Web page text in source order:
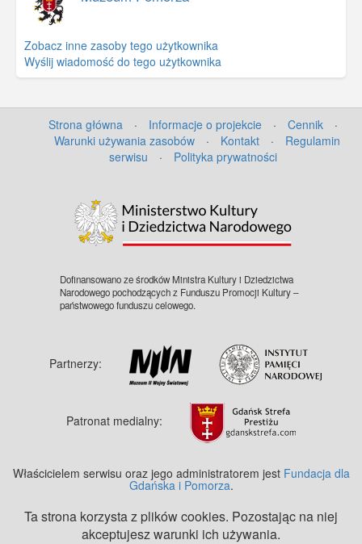
Zobacz inne zasoby tego użytkownika
Wyślij wiadomość do tego użytkownika
Strona główna · Informacje o projekcie · Cennik
·
Warunki używania zasobów
· Kontakt ·
Regulamin
serwisu
· Polityka prywatności
Dofinansowano ze środków Ministra Kultury i Dziedzictwa
Narodowego pochodzących z Funduszu Promocji Kultury –
państwowego funduszu celowego.
Partnerzy:
Patronat medialny:
Właścicielem serwisu oraz jego administratorem jest Fundacja dla
Gdańska i Pomorza.
Ta strona korzysta z plików cookies. Pozostając na niej
akceptujesz warunki ich używania.